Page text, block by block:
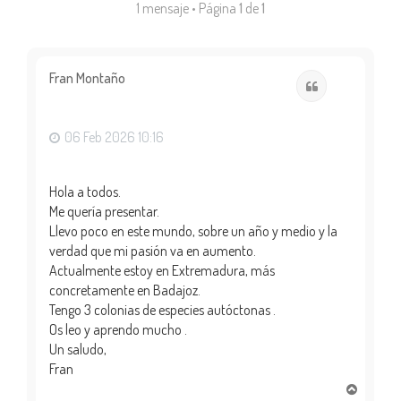
1 mensaje • Página 1 de1
Fran Montaño
06 Feb 2026 10:16
Hola a todos.
Me quería presentar.
Llevo poco en este mundo, sobre un año y medio y la
verdad que mi pasión va en aumento.
Actualmente estoy en Extremadura, más
concretamente en Badajoz.
Tengo 3 colonias de especies autóctonas .
Os leo y aprendo mucho .
Un saludo,
Fran